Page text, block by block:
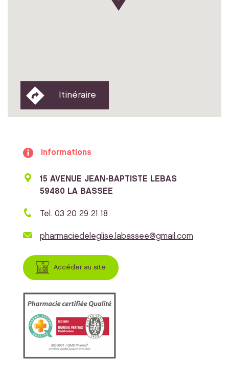
Itinéraire
Informations
15 AVENUE JEAN-BAPTISTE LEBAS
59480 LA BASSEE
Tel. 03 20 29 21 18
pharmaciedeleglise.labassee@gmail.com
Accéder au site